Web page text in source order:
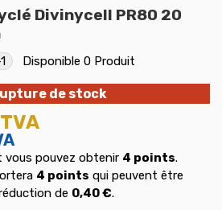
Divinycell PR80 20
Disponible 0 Produit
de stock
vous pouvez obtenir 4 points.
4 points qui peuvent être
de 0,40 €.